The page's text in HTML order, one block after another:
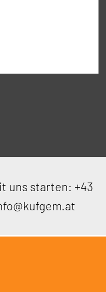
k5 DMS Schnittstelle
für Mandatar*innen
uns starten: +43